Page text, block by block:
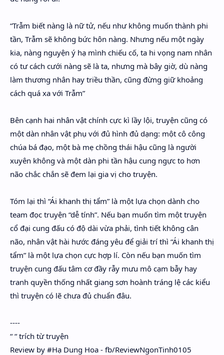
“Trẫm biết nàng là nữ tử, nếu như không muốn thành phi
tần, Trẫm sẽ không bức hôn nàng. Nhưng nếu một ngày
kia, nàng nguyện ý hạ mình chiếu cố, ta hi vọng nam nhân
có tư cách cưới nàng sẽ là ta, nhưng mà bây giờ, dù nàng
làm thương nhân hay triều thần, cũng đừng giữ khoảng
cách quá xa với Trẫm”
Bên cạnh hai nhân vật chính cực kì lầy lội, truyện cũng có
một dàn nhân vật phụ với đủ hình đủ dạng: một cô công
chúa bá đạo, một bà mẹ chồng thái hậu cũng là người
xuyên không và một dàn phi tần hậu cung ngực to hơn
não chắc chắn sẽ đem lại gia vị cho truyện.
Tóm lại thì “Ái khanh thị tẩm” là một lựa chọn dành cho
team đọc truyện “dễ tính”. Nếu bạn muốn tìm một truyện
cổ đại cung đấu có độ dài vừa phải, tình tiết không cân
não, nhân vật hài hước đáng yêu để giải trí thì “Ái khanh thị
tẩm” là một lựa chọn cực hợp lí. Còn nếu bạn muốn tìm
truyện cung đấu tâm cơ đầy rẫy mưu mô cạm bẫy hay
tranh quyền thống nhất giang sơn hoành tráng lệ các kiểu
thì truyện có lẽ chưa đủ chuẩn đâu.
----
“ “ trích từ truyện
Review by #Hạ Dung Hoa - fb/ReviewNgonTinh0105